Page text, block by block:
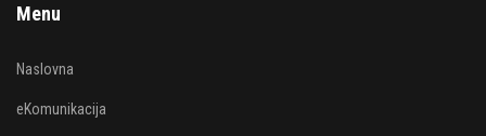
Menu
Naslovna
eKomunikacija